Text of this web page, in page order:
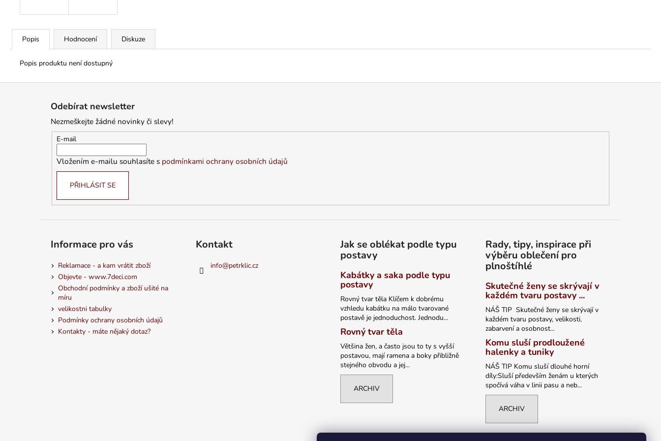
R
M
Popis Hodnocení Diskuze
Popis produktu není dostupný
Odebírat newsletter
Nezmeškejte žádné novinky či slevy!
E-mail
Vložením e-mailu souhlasíte s podmínkami ochrany osobních údajů
PŘIHLÁSIT SE
Informace pro vás
Reklamace - a kam vrátit zboží
Objevte - www.7deci.com
Obchodní podmínky a zboží ušité na
míru
velikostni tabulky
Podmínky ochrany osobních údajů
Kontakty - máte nějaký dotaz?
Kontakt
info@petrklic.cz
Jak se oblékat podle typu
postavy
Kabátky a saka podle typu
postavy
Rovný tvar těla Klíčem k dobrému
vzhledu kabátku na málo tvarované
postavě je jednoduchost. Jednodu...
Rovný tvar těla
Většina žen, a často jsou to ty s vyšší
postavou, mají ramena a boky přibližně
stejného obvodu a jej...
ARCHIV
Rady, tipy, inspirace při
výběru oblečení pro
plnoštíhlé
Skutečné ženy se skrývají v
každém tvaru postavy ...
NÁŠ TIP Skutečné ženy se skrývají v
každém tvaru postavy, velikosti,
zabarvení a osobnost...
Komu sluší prodloužené
halenky a tuniky
NÁŠ TIP Komu sluší dlouhé horní
díly:Sluší především ženám u kterých
spočívá váha v linii pasu a neb...
ARCHIV